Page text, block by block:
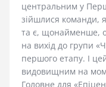
центральним у
зійшлися команди,
та є, щонайменше,
на вихід до групи
першого етапу. І
видовищним на
Головне для